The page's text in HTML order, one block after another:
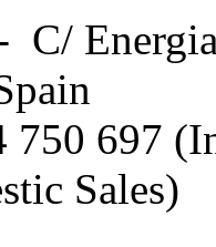
C/
750 697
Sales)